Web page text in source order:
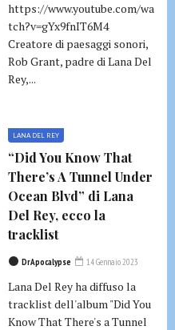
https://www.youtube.com/wa
tch?v=gYx9fnIT6M4
Creatore di paesaggi sonori,
Rob Grant, padre di Lana Del
Rey,...
LANA DEL REY
“Did You Know That
There’s A Tunnel Under
Ocean Blvd” di Lana
Del Rey, ecco la
tracklist
DrApocalypse 14 Gennaio 2023
Lana Del Rey ha diffuso la
tracklist dell'album "Did You
Know That There's a Tunnel